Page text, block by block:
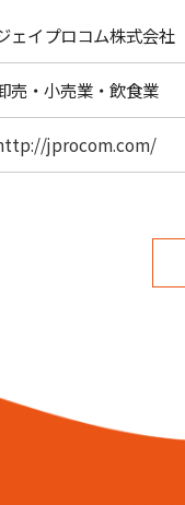
ェイプロコム株式会社
売・小売業・飲食業
jprocom.com/